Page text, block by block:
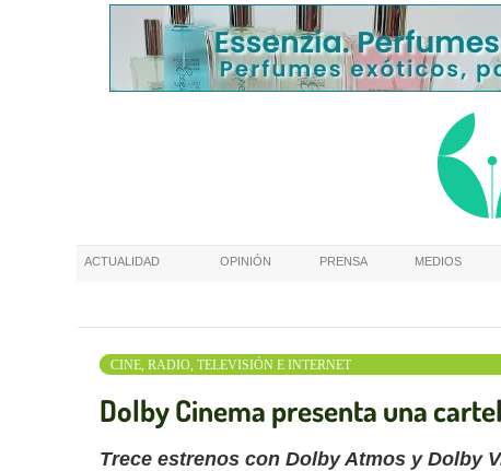
ACTUALIDAD OPINIÓN PRENSA MEDIOS
CINE, RADIO, TELEVISIÓN E INTERNET
Dolby Cinema presenta una
Trece estrenos con Dolby Atmos y Dolby